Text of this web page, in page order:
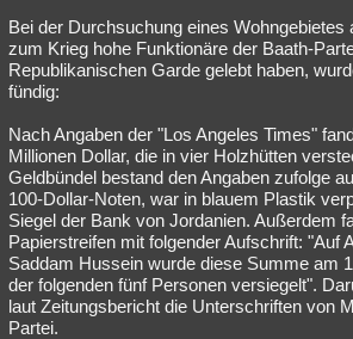
Astronomie Helpdesk Gruppen
Musik Clash Verbesserungen
Übersichten
Besucht Teilgenommen Alle Neue
Lesenswert Schlüsselwörter
Bei der Durchsuchung eines Wohngebietes
zum Krieg hohe Funktionäre der Baath-
Republikanischen Garde gelebt haben,
fündig:
Nach Angaben der "Los Angeles Times"
Millionen Dollar, die in vier Holzhütten
Geldbündel bestand den Angaben zufolge
100-Dollar-Noten, war in blauem Plastik
Siegel der Bank von Jordanien. Außerdem
Papierstreifen mit folgender Aufschrift: "Auf
Saddam Hussein wurde diese Summe am
der folgenden fünf Personen versiegelt".
laut Zeitungsbericht die Unterschriften von
Partei.